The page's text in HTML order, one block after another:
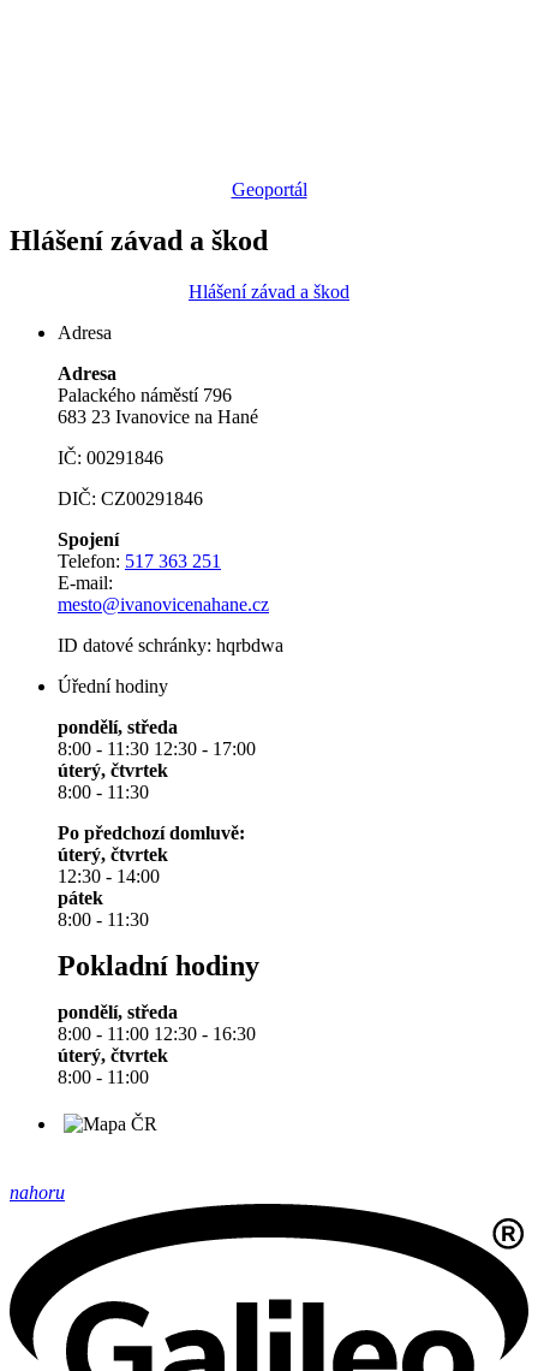
Geoportál
Hlášení závad a škod
Hlášení závad a škod
Adresa
Adresa
Palackého náměstí 796
683 23 Ivanovice na Hané
IČ: 00291846
DIČ: CZ00291846
Spojení
Telefon: 517 363 251
E-mail:
mesto@ivanovicenahane.cz
ID datové schránky: hqrbdwa
Úřední hodiny
pondělí, středa
8:00 - 11:30 12:30 - 17:00
úterý, čtvrtek
8:00 - 11:30
Po předchozí domluvě:
úterý, čtvrtek
12:30 - 14:00
pátek
8:00 - 11:30
Pokladní hodiny
pondělí, středa
8:00 - 11:00 12:30 - 16:30
úterý, čtvrtek
8:00 - 11:00
nahoru